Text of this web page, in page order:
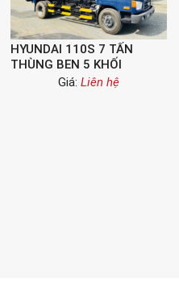
HYUNDAI 110S 7 TẤN
THÙNG BEN 5 KHỐI
Giá: Liên hệ